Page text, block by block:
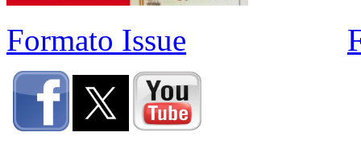
Formato Issue